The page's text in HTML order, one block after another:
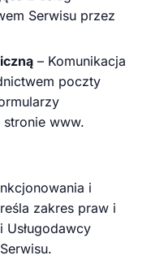
Serwisu przez
– Komunikacja
poczty
www.
i
zakres praw i